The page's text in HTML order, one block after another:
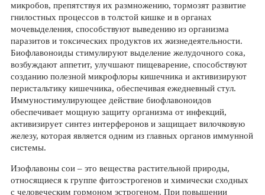
микробов, препятствуя их размножению, тормозят развитие
гнилостных процессов в толстой кишке и в органах
мочевыделения, способствуют выведению из организма
паразитов и токсических продуктов их жизнедеятельности.
Биофлавоноиды стимулируют выделение желудочного сока,
возбуждают аппетит, улучшают пищеварение, способствуют
созданию полезной микрофлоры кишечника и активизируют
перистальтику кишечника, обеспечивая ежедневный стул.
Иммуностимулирующее действие биофлавоноидов
обеспечивает мощную защиту организма от инфекций,
активизирует синтез интерферонов и защищает вилочковую
железу, которая является одним из главных органов иммунной
системы.
Изофлавоны сои – это вещества растительной природы,
относящиеся к группе фитоэстрогенов и химически сходных
с человеческим гормоном эстрогеном. При повышении